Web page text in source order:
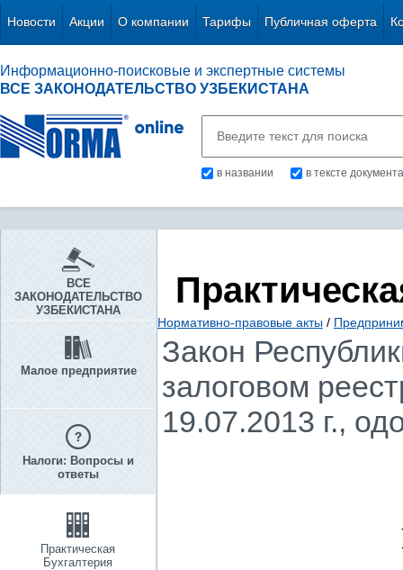
Новости Акции О компании Тарифы Публичная оферта
Информационно-поисковые и экспертные системы
ВСЕ ЗАКОНОДАТЕЛЬСТВО УЗБЕКИСТАНА
в названии в тексте документа
ВСЕ
ЗАКОНОДАТЕЛЬСТВО
УЗБЕКИСТАНА
Малое предприятие
Налоги: Вопросы и
ответы
Практическая
Бухгалтерия
Нормативно-правовые акты /
Закон
залоговом
19.07.2013 г.,